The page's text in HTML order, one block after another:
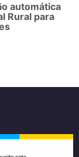
automática
Rural para